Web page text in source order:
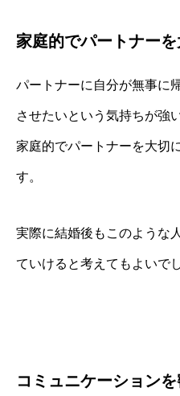
家庭的でパートナー
パートナーに自分が無事に
させたいという気持ちが強
家庭的でパートナーを大切
す。
実際に結婚後もこのような
ていけると考えてもよいで
コミュニケーション